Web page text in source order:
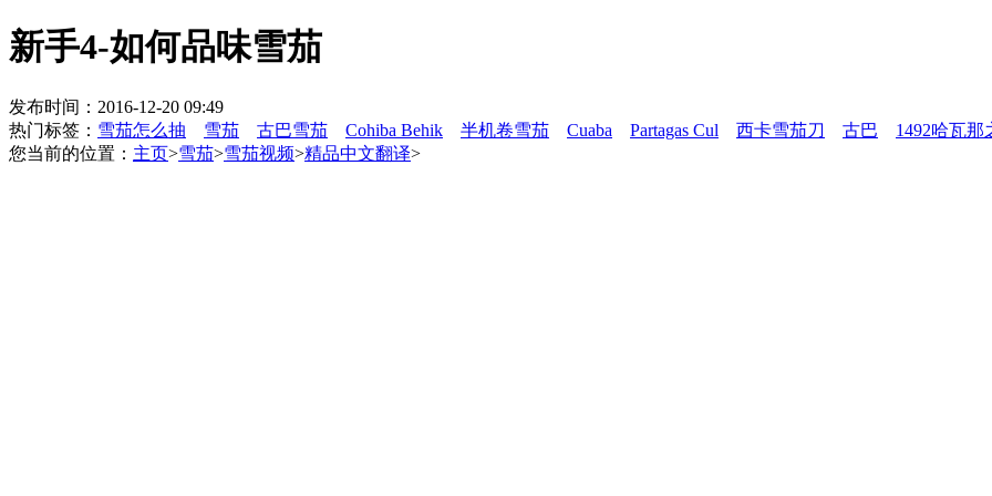
新手4-如何品味雪茄
发布时间：2016-12-20 09:49
热门标签： 雪茄怎么抽 雪茄 古巴雪茄 Cohiba Behik 半机卷雪茄 Cuaba Partagas Cul 西卡雪茄刀 古巴
1492哈瓦那
您当前的位置： 主页>雪茄>雪茄视频>精品中文翻译>